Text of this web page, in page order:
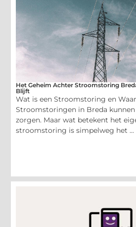
Het Geheim Achter Stroomstoring
Blijft
Wat is een Stroomstoring en
Stroomstoringen in Breda
zorgen. Maar wat betekent het
stroomstoring is simpelweg het ...